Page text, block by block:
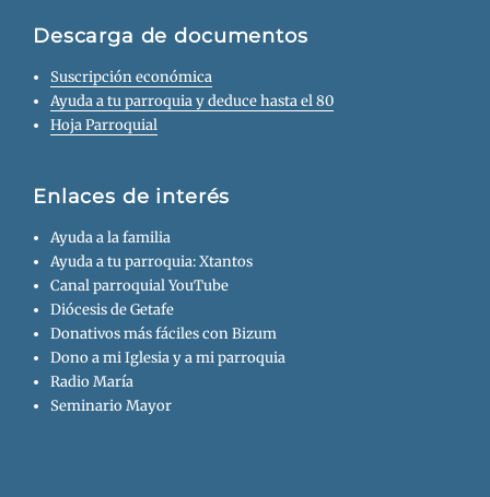
Descarga de documentos
Suscripción económica
Ayuda a tu parroquia y deduce hasta el 80
Hoja Parroquial
Enlaces de interés
Ayuda a la familia
Ayuda a tu parroquia: Xtantos
Canal parroquial YouTube
Diócesis de Getafe
Donativos más fáciles con Bizum
Dono a mi Iglesia y a mi parroquia
Radio María
Seminario Mayor